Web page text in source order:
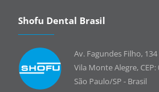
Shofu Dental Brasil
Av. Fagundes Filho, 134
Vila Monte Alegre, CEP:
São Paulo/SP - Brasil